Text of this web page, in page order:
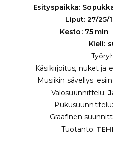
Esityspaikka:
Liput: 27/25/
Kesto: 75 min
Kieli:
Käsikirjoitus, nuket ja
Musiikin sävellys,
Valosuunnittelu:
Pukusuunnittelu:
Graafinen
Tuotanto: